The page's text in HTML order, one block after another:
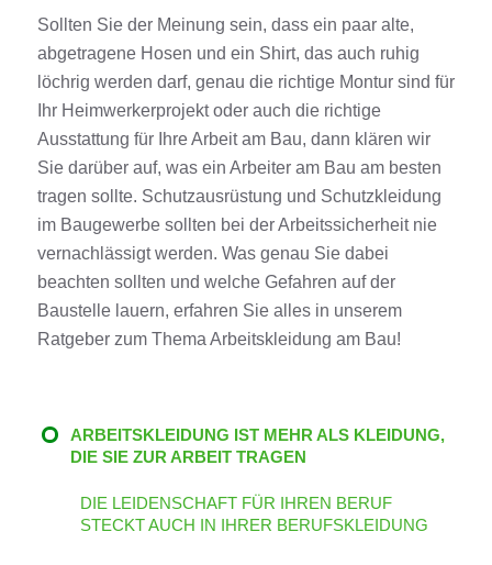
Sollten Sie der Meinung sein, dass ein paar alte,
abgetragene Hosen und ein Shirt, das auch ruhig
löchrig werden darf, genau die richtige Montur sind für
Ihr Heimwerkerprojekt oder auch die richtige
Ausstattung für Ihre Arbeit am Bau, dann klären wir
Sie darüber auf, was ein Arbeiter am Bau am besten
tragen sollte. Schutzausrüstung und Schutzkleidung
im Baugewerbe sollten bei der Arbeitssicherheit nie
vernachlässigt werden. Was genau Sie dabei
beachten sollten und welche Gefahren auf der
Baustelle lauern, erfahren Sie alles in unserem
Ratgeber zum Thema Arbeitskleidung am Bau!
ARBEITSKLEIDUNG IST MEHR ALS KLEIDUNG,
DIE SIE ZUR ARBEIT TRAGEN
DIE LEIDENSCHAFT FÜR IHREN BERUF
STECKT AUCH IN IHRER BERUFSKLEIDUNG